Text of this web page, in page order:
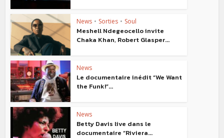
News • Sorties • Soul
Meshell Ndegeocello invite
Chaka Khan, Robert Glasper...
News
Le documentaire inédit “We Want
the Funk!”...
News
Betty Davis live dans le
documentaire “Riviera...